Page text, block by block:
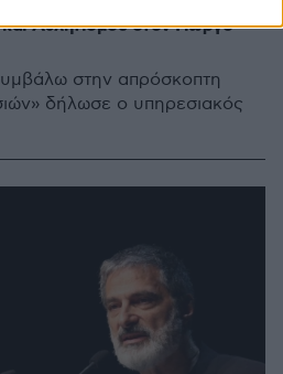
Αθλητισμού στον Γιώργο
στην απρόσκοπτη
δήλωσε ο υπηρεσιακός